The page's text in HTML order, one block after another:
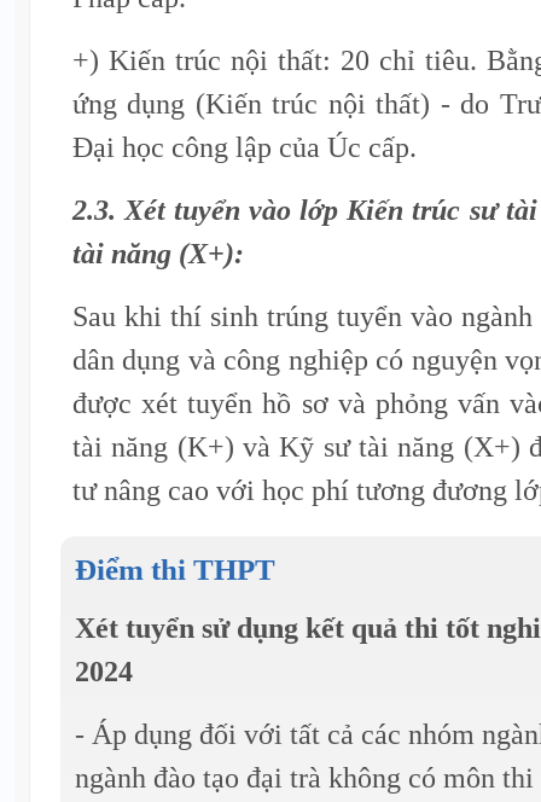
+) Kiến trúc nội thất: 20 chỉ tiêu.
ứng dụng (Kiến trúc nội thất) - do
Đại học công lập của Úc cấp.
2.3. Xét tuyển vào lớp Kiến trúc sư
tài năng (X+):
Sau khi thí sinh trúng tuyển vào
dân dụng và công nghiệp có nguyện
được xét tuyển hồ sơ và phỏng vấn
tài năng (K+) và Kỹ sư tài năng (X+)
tư nâng cao với học phí tương đương
Điểm thi THPT
Xét tuyển sử dụng kết quả thi tốt
2024
- Áp dụng đối với tất cả các nhóm
ngành đào tạo đại trà không có môn